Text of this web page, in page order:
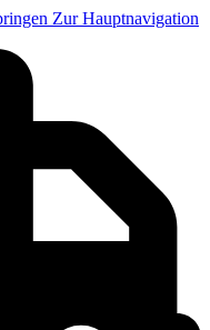
Zur Hauptnavigation